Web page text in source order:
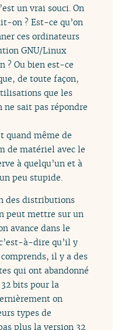
un vrai souci. On
on ? Est-ce qu’on
ces ordinateurs
GNU/Linux
? Ou bien est-ce
de toute façon,
que les
ne sait pas répondre
quand même de
de matériel avec le
à quelqu’un et à
peu stupide.
des distributions
peut mettre sur un
avance dans le
à-dire qu’il y
il y a des
qui ont abandonné
bits pour la
on
types de
plus la version 32